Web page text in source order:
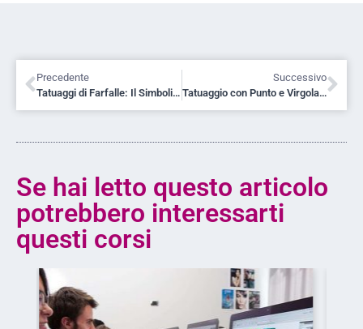
Precedente
Tatuaggi di Farfalle: Il Simbolismo di un Tattoo Iconico e Intramontabile
Successivo
Tatuaggio con Punto e Virgola: Significato Profondo e Guida Completa
Se hai letto questo articolo
potrebbero interessarti
questi corsi